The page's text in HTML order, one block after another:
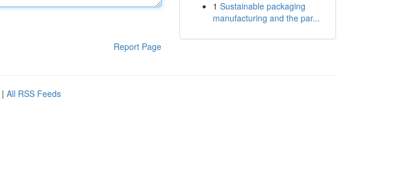
Report Page
1 Sustainable packaging
manufacturing and the par...
| All RSS Feeds